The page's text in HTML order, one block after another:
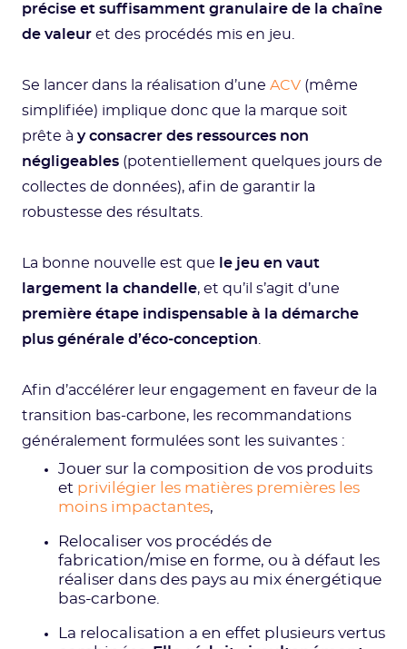
précise et suffisamment granulaire de la chaîne
de valeur et des procédés mis en jeu.
Se lancer dans la réalisation d’une ACV (même
simplifiée) implique donc que la marque soit
prête à y consacrer des ressources non
négligeables (potentiellement quelques jours de
collectes de données), afin de garantir la
robustesse des résultats.
La bonne nouvelle est que
le jeu en vaut
largement la chandelle, et qu’il s’agit d’une
première étape indispensable à la démarche
plus générale d’éco-conception.
Afin d’accélérer leur engagement en faveur de la
transition bas-carbone, les recommandations
généralement formulées sont les suivantes :
Jouer sur la composition de vos produits
et privilégier les matières premières les
moins impactantes,
Relocaliser vos procédés de
fabrication/mise en forme, ou à défaut les
réaliser dans des pays au mix énergétique
bas-carbone.
La relocalisation a en effet plusieurs vertus